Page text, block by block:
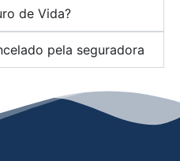
de Vida?
pela seguradora